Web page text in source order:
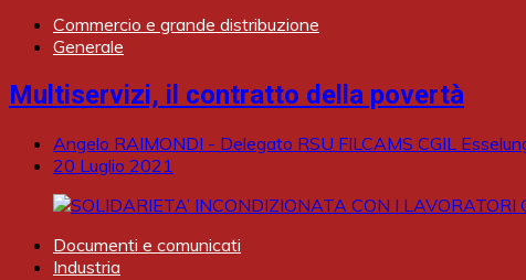
Commercio e grande distribuzione
Generale
Multiservizi, il contratto della povertà
Angelo RAIMONDI - Delegato RSU FILCAMS CGIL
20 Luglio 2021
Documenti e comunicati
Industria